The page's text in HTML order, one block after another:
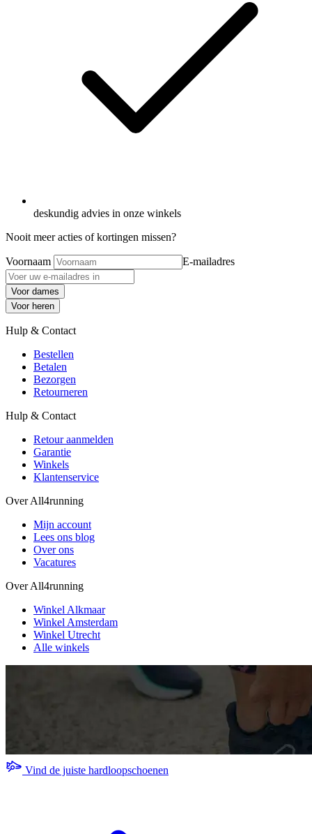
deskundig advies in onze winkels
Nooit meer acties of kortingen missen?
Voornaam E-mailadres
Voor dames
Voor heren
Hulp & Contact
Bestellen
Betalen
Bezorgen
Retourneren
Hulp & Contact
Retour aanmelden
Garantie
Winkels
Klantenservice
Over All4running
Mijn account
Lees ons blog
Over ons
Vacatures
Over All4running
Winkel Alkmaar
Winkel Amsterdam
Winkel Utrecht
Alle winkels
Vind de juiste hardloopschoenen